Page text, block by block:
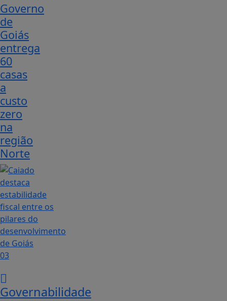
Governo
de
Goiás
entrega
60
casas
a
custo
zero
na
região
Norte
03
Governabilidade